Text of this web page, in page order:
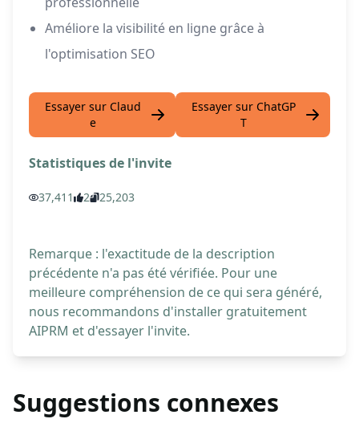
Améliore la visibilité en ligne grâce à
l'optimisation SEO
Essayer sur Claud
e
Essayer sur ChatGP
T
Statistiques de l'invite
37,411 2 25,203
Remarque : l'exactitude de la description
précédente n'a pas été vérifiée. Pour une
meilleure compréhension de ce qui sera généré,
nous recommandons d'installer gratuitement
AIPRM et d'essayer l'invite.
Suggestions connexes